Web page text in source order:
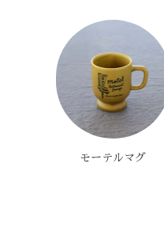
モーテルマグ